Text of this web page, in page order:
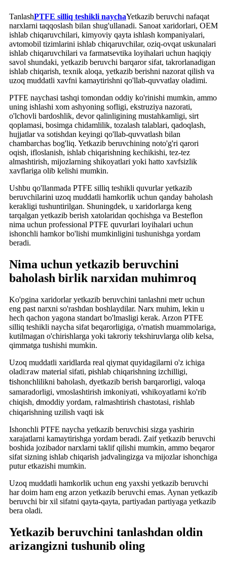
TanlashPTFE silliq teshikli naychaYetkazib beruvchi nafaqat
narxlarni taqqoslash bilan shug'ullanadi. Sanoat xaridorlari, OEM
ishlab chiqaruvchilari, kimyoviy qayta ishlash kompaniyalari,
avtomobil tizimlarini ishlab chiqaruvchilar, oziq-ovqat uskunalari
ishlab chiqaruvchilari va farmatsevtika loyihalari uchun haqiqiy
savol shundaki, yetkazib beruvchi barqaror sifat, takrorlanadigan
ishlab chiqarish, texnik aloqa, yetkazib berishni nazorat qilish va
uzoq muddatli xavfni kamaytirishni qo'llab-quvvatlay oladimi.
PTFE naychasi tashqi tomondan oddiy ko'rinishi mumkin, ammo
uning ishlashi xom ashyoning sofligi, ekstruziya nazorati,
o'lchovli bardoshlik, devor qalinligining mustahkamligi, sirt
qoplamasi, bosimga chidamlilik, tozalash talablari, qadoqlash,
hujjatlar va sotishdan keyingi qo'llab-quvvatlash bilan
chambarchas bog'liq. Yetkazib beruvchining noto'g'ri qarori
oqish, ifloslanish, ishlab chiqarishning kechikishi, tez-tez
almashtirish, mijozlarning shikoyatlari yoki hatto xavfsizlik
xavflariga olib kelishi mumkin.
Ushbu qo'llanmada PTFE silliq teshikli quvurlar yetkazib
beruvchilarini uzoq muddatli hamkorlik uchun qanday baholash
kerakligi tushuntirilgan. Shuningdek, u xaridorlarga keng
tarqalgan yetkazib berish xatolaridan qochishga va Besteflon
nima uchun professional PTFE quvurlari loyihalari uchun
ishonchli hamkor bo'lishi mumkinligini tushunishga yordam
beradi.
Nima uchun yetkazib beruvchini
baholash birlik narxidan muhimroq
Ko'pgina xaridorlar yetkazib beruvchini tanlashni metr uchun
eng past narxni so'rashdan boshlaydilar. Narx muhim, lekin u
hech qachon yagona standart bo'lmasligi kerak. Arzon PTFE
silliq teshikli naycha sifat beqarorligiga, o'rnatish muammolariga,
kutilmagan o'chirishlarga yoki takroriy tekshiruvlarga olib kelsa,
qimmatga tushishi mumkin.
Uzoq muddatli xaridlarda real qiymat quyidagilarni o'z ichiga
oladi:raw material sifati, pishlab chiqarishning izchilligi,
tishonchlilikni baholash, dyetkazib berish barqarorligi, valoqa
samaradorligi, vmoslashtirish imkoniyati, vshikoyatlarni ko'rib
chiqish, dmoddiy yordam, ralmashtirish chastotasi, rishlab
chiqarishning uzilish vaqti isk
Ishonchli PTFE naycha yetkazib beruvchisi sizga yashirin
xarajatlarni kamaytirishga yordam beradi. Zaif yetkazib beruvchi
boshida jozibador narxlarni taklif qilishi mumkin, ammo beqaror
sifat sizning ishlab chiqarish jadvalingizga va mijozlar ishonchiga
putur etkazishi mumkin.
Uzoq muddatli hamkorlik uchun eng yaxshi yetkazib beruvchi
har doim ham eng arzon yetkazib beruvchi emas. Aynan yetkazib
beruvchi bir xil sifatni qayta-qayta, partiyadan partiyaga yetkazib
bera oladi.
Yetkazib beruvchini tanlashdan oldin
arizangizni tushunib oling